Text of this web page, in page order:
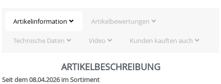
Artikelinformation Artikelbewertungen
Technische Daten Video Kunden kauften auch
ARTIKELBESCHREIBUNG
Seit dem 08.04.2026 im Sortiment